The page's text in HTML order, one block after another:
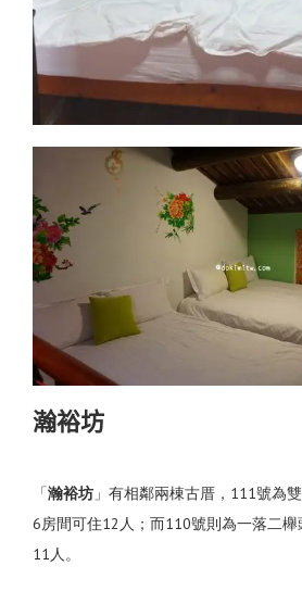
瀚裕坊
「瀚裕坊 」有相鄰兩棟古厝，111號為
6房間可住12人；而110號則為一落二
11人。